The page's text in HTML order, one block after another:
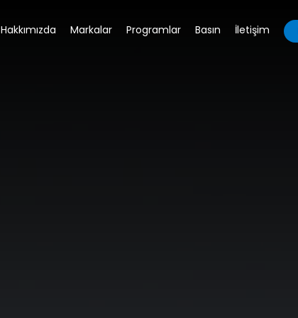
Hakkımızda Markalar Programlar Basın İletişim